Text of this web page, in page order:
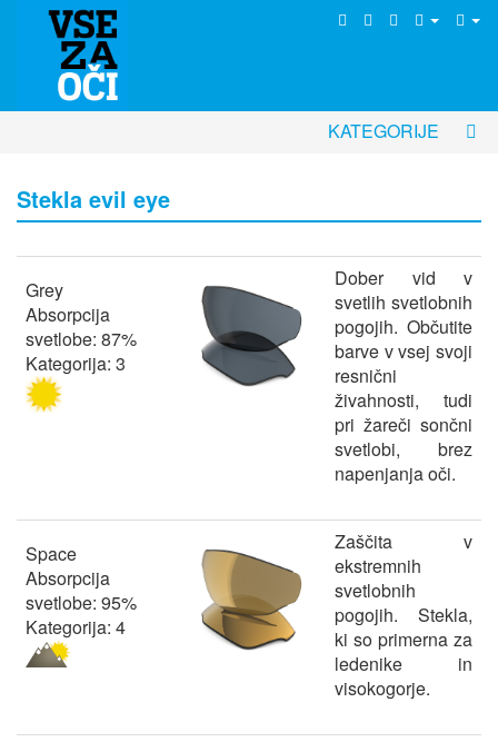
KATEGORIJE
Stekla evil eye
Grey
Absorpcija
svetlobe: 87%
Kategorija: 3
Dober vid v
svetlih svetlobnih
pogojih. Občutite
barve v vsej svoji
resnični
živahnosti, tudi
pri žareči sončni
svetlobi, brez
napenjanja oči.
Space
Absorpcija
svetlobe: 95%
Kategorija: 4
Zaščita v
ekstremnih
svetlobnih
pogojih. Stekla,
ki so primerna za
ledenike in
visokogorje.